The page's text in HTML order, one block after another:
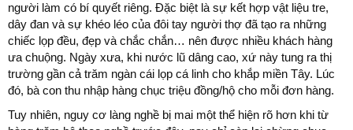
người làm có bí quyết riêng. Đặc biệt là sự kết hợp vật liệu tre,
dây đan và sự khéo léo của đôi tay người thợ đã tạo ra những
chiếc lọp đều, đẹp và chắc chắn… nên được nhiều khách hàng
ưa chuộng. Ngày xưa, khi nước lũ dâng cao, xứ này tung ra thị
trường gần cả trăm ngàn cái lọp cá linh cho khắp miền Tây. Lúc
đó, bà con thu nhập hàng chục triệu đồng/hộ cho mỗi đơn hàng.
Tuy nhiên, nguy cơ làng nghề bị mai một thể hiện rõ hơn khi từ